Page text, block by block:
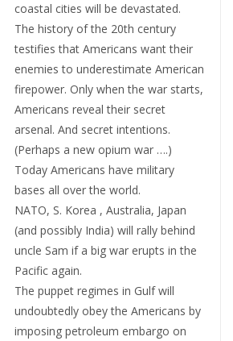
coastal cities will be devastated.
The history of the 20th century
testifies that Americans want their
enemies to underestimate American
firepower. Only when the war starts,
Americans reveal their secret
arsenal. And secret intentions.
(Perhaps a new opium war ….)
Today Americans have military
bases all over the world.
NATO, S. Korea , Australia, Japan
(and possibly India) will rally behind
uncle Sam if a big war erupts in the
Pacific again.
The puppet regimes in Gulf will
undoubtedly obey the Americans by
imposing petroleum embargo on